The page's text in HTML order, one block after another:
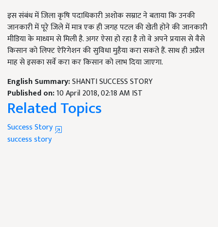
इस संबंध में जिला कृषि पदाधिकारी अशोक सम्राट ने बताया कि उनकी
जानकारी में पूरे जिले में मात्र एक ही जगह पटल की खेती होने की जानकारी
मीडिया के माध्यम से मिली है. अगर ऐसा हो रहा है तो वे अपने प्रयास से वैसे
किसान को लिफ्ट ऐरिगेशन की सुविधा मुहैया करा सकते हैं. साथ ही अप्रैल
माह से इसका सर्वे करा कर किसान को लाभ दिया जाएगा.
English Summary:SHANTI SUCCESS STORY
Published on:10 April 2018, 02:18 AM IST
Related Topics
Success Story
success story